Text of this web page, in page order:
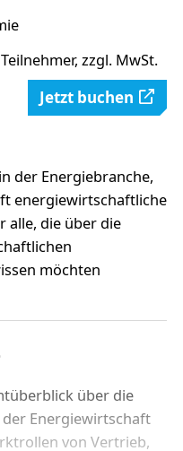
zzgl. MwSt.
Jetzt buchen
der Energiebranche,
energiewirtschaftliche
alle, die über die
möchten
über die
Energiewirtschaft
von Vertrieb,